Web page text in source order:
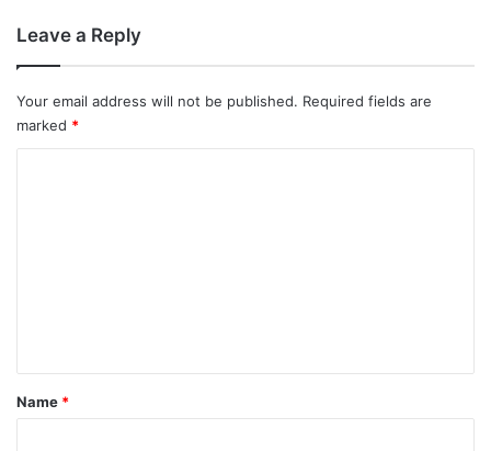
Leave a Reply
Your email address will not be published. Required fields are
marked *
*
Name *